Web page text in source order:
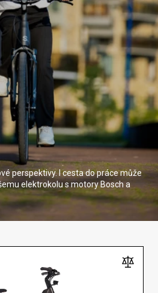
perspektivy. I cesta do práce může
elektrokolu s motory Bosch a